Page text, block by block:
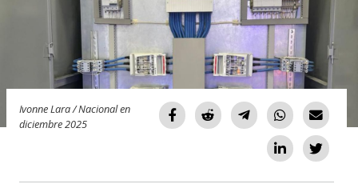
Ivonne Lara / Nacional en
diciembre 2025